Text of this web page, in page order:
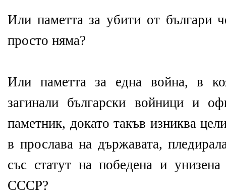
Или паметта за убити от българи
просто няма?
Или паметта за една война, в
загинали български войници и
паметник, докато такъв изниква
в прослава на държавата,
със статут на победена и
СССР?